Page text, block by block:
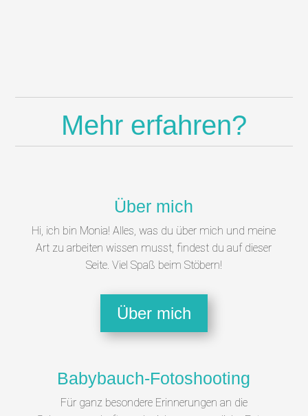
Mehr erfahren?
Über mich
Hi, ich bin Monia! Alles, was du über mich und meine
Art zu arbeiten wissen musst, findest du auf dieser
Seite. Viel Spaß beim Stöbern!
Über mich
Babybauch-Fotoshooting
Für ganz besondere Erinnerungen an die